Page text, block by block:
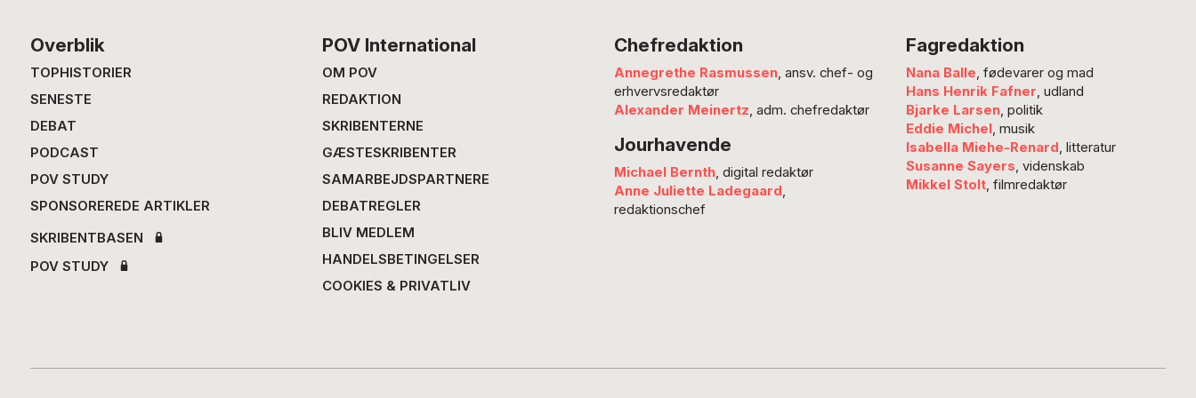
essentielt på spil? ”Fodbold
er populær, fordi stupiditet er
argentinske forfatter…
Footer
Overblik
TOPHISTORIER
SENESTE
DEBAT
PODCAST
POV STUDY
SPONSOREREDE ARTIKLER
SKRIBENTBASEN
POV STUDY
POV International
OM POV
REDAKTION
SKRIBENTERNE
GÆSTESKRIBENTER
SAMARBEJDSPARTNERE
DEBATREGLER
BLIV MEDLEM
HANDELSBETINGELSER
COOKIES & PRIVATLIV
Chefredaktion
Annegrethe Rasmussen, ansv. chef- og
erhvervsredaktør
Alexander Meinertz, adm. chefredaktør
Jourhavende
Michael Bernth, digital redaktør
Anne Juliette Ladegaard,
redaktionschef
Fagredaktion
Nana Balle, fødevarer og mad
Hans Henrik Fafner, udland
Bjarke Larsen, politik
Eddie Michel, musik
Isabella Miehe-Renard, litteratur
Susanne Sayers, videnskab
Mikkel Stolt, filmredaktør